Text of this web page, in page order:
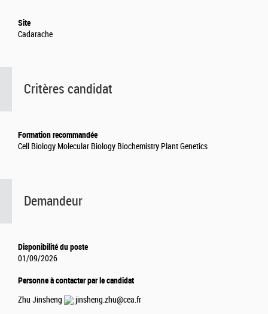
Site
Cadarache
Critères candidat
Formation recommandée
Cell Biology Molecular Biology Biochemistry Plant Genetics
Demandeur
Disponibilité du poste
01/09/2026
Personne à contacter par le candidat
Zhu Jinsheng
jinsheng.zhu@cea.fr